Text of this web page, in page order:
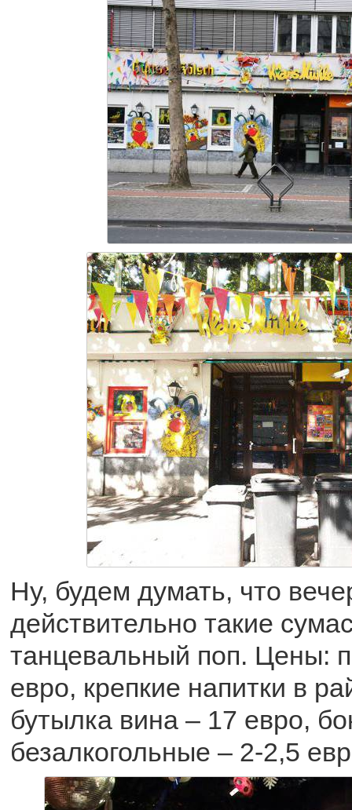
Ну, будем думать, что
действительно такие
танцевальный поп. Цены:
евро, крепкие напитки в
бутылка вина – 17 евро,
безалкогольные – 2-2,5